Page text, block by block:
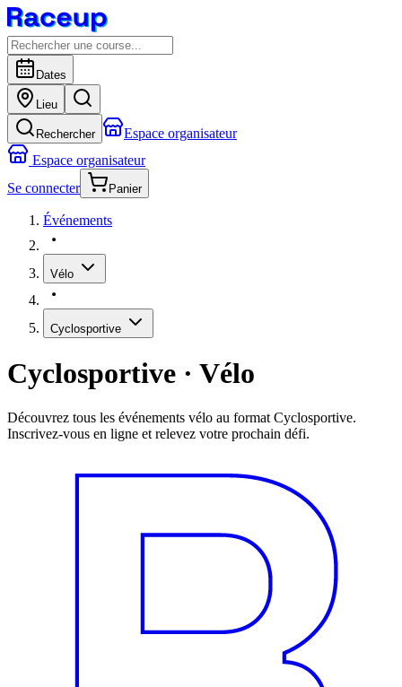
Dates
Lieu
Rechercher
Espace organisateur
Espace organisateur
Se connecter
Panier
Événements
Vélo
Cyclosportive
Cyclosportive · Vélo
Découvrez tous les événements vélo au format Cyclosportive.
Inscrivez-vous en ligne et relevez votre prochain défi.